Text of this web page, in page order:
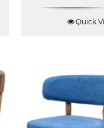
Quick